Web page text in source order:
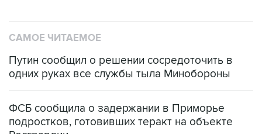
САМОЕ ЧИТАЕМОЕ
Путин сообщил о решении сосредоточить в
одних руках все службы тыла Минобороны
ФСБ сообщила о задержании в Приморье
подростков, готовивших теракт на объекте